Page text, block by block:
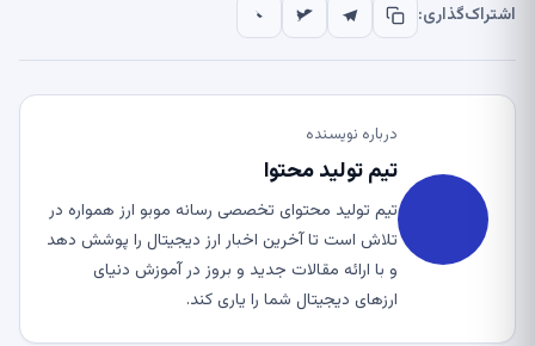
اشتراک‌گذاری:
درباره نویسنده
تیم تولید محتوا
تیم تولید محتوای تخصصی رسانه موبو ارز همواره در
تلاش است تا آخرین اخبار ارز دیجیتال را پوشش دهد
و با ارائه مقالات جدید و بروز در آموزش دنیای
ارزهای دیجیتال شما را یاری کند.